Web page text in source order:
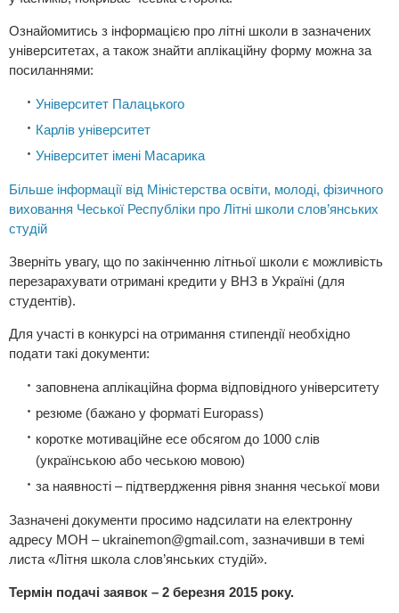
Ознайомитись з інформацією про літні школи в зазначених
університетах, а також знайти аплікаційну форму можна за
посиланнями:
Університет Палацького
Карлів університет
Університет імені Масарика
Більше інформації від Міністерства освіти, молоді, фізичного
виховання Чеської Республіки про Літні школи слов’янських
студій
Зверніть увагу, що по закінченню літньої школи є можливість
перезарахувати отримані кредити у ВНЗ в Україні (для
студентів).
Для участі в конкурсі на отримання стипендії необхідно
подати такі документи:
заповнена аплікаційна форма відповідного університету
резюме (бажано у форматі Europass)
коротке мотиваційне есе обсягом до 1000 слів
(українською або чеською мовою)
за наявності – підтвердження рівня знання чеської мови
Зазначені документи просимо надсилати на електронну
адресу МОН – ukrainemon@gmail.com, зазначивши в темі
листа «Літня школа слов’янських студій».
Термін подачі заявок – 2 березня 2015 року.